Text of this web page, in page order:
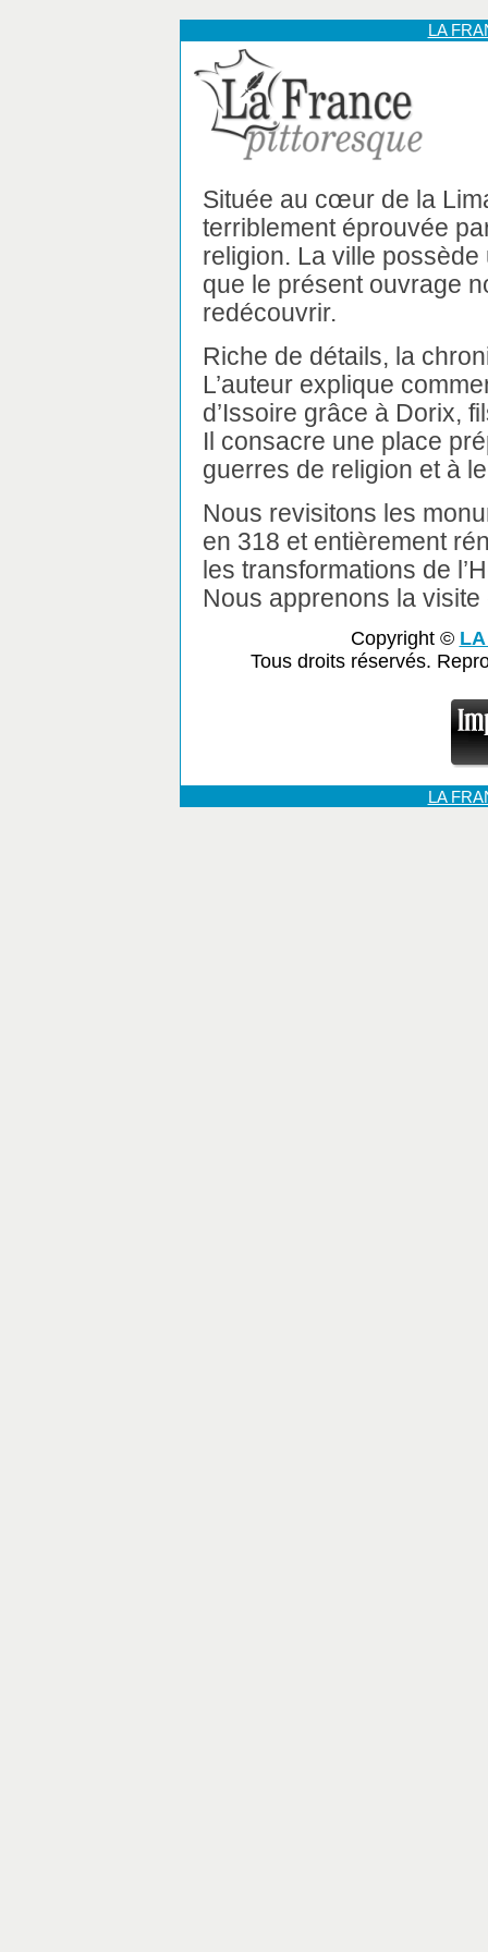
LA
Située au cœur de la
terriblement éprouvée
religion. La ville
que le présent ouvrage
redécouvrir.
Riche de détails, la
L’auteur explique
d’Issoire grâce à Dorix,
Il consacre une place
guerres de religion et à
Nous revisitons les
en 318 et entièrement
les transformations de
Nous apprenons la
Copyright ©
Tous droits réservés.
LA